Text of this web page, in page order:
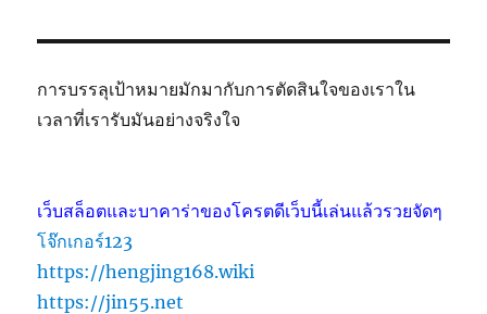
การบรรลุเป้าหมายมักมากับการตัดสินใจของเราใน
เวลาที่เรารับมันอย่างจริงใจ
เว็บสล็อตและบาคาร่าของโครตดีเว็บนี้เล่นแล้วรวยจัดๆ
โจ๊กเกอร์123
https://hengjing168.wiki
https://jin55.net